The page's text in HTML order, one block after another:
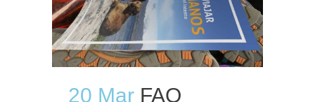
20 Mar FAQ